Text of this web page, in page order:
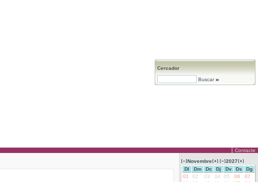
Cercador
Buscar
Contacte
Novembre
2027
Dl
Dm Dc Dj Dv Ds
Dg
01
02 03 04 05 06
07